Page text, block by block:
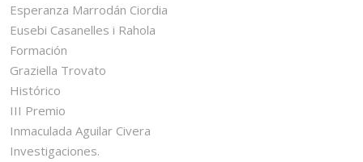
Esperanza Marrodán Ciordia
Eusebi Casanelles i Rahola
Formación
Graziella Trovato
Histórico
III Premio
Inmaculada Aguilar Civera
Investigaciones.